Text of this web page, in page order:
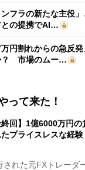
フラの新たな主役
の提携でAI…
円割れからの急反
？ 市場のムー…
って来た！
終回】1億6000万円
たプライスレスな経
れた元FXトレーダ